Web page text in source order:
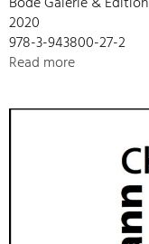
2020
978-3-943800-27-2
Read more